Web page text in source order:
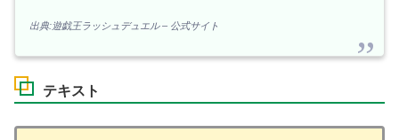
出典:遊戯王ラッシュデュエル – 公式サイト
テキスト